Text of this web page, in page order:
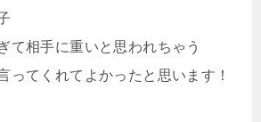
て相手に重いと思われちゃう
ってくれてよかったと思います！